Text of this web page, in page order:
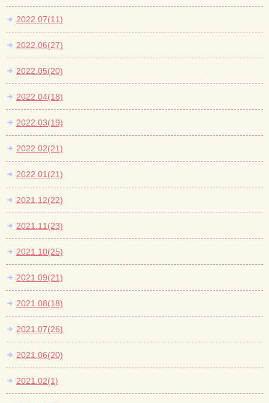
2022.07(11)
2022.06(27)
2022.05(20)
2022.04(18)
2022.03(19)
2022.02(21)
2022.01(21)
2021.12(22)
2021.11(23)
2021.10(25)
2021.09(21)
2021.08(18)
2021.07(26)
2021.06(20)
2021.02(1)